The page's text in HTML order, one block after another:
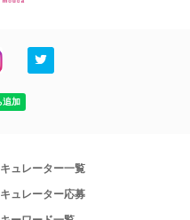
キュレーター一覧
キュレーター応募